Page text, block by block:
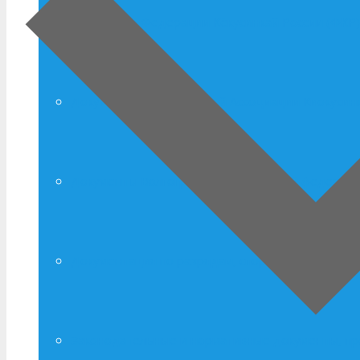
Документы Федерации Кёкусинкай России (ФКР)
Документы Волгоградской Ассоциации
Документы Волгоградской спортивной
Документация по разрядам, спортивным